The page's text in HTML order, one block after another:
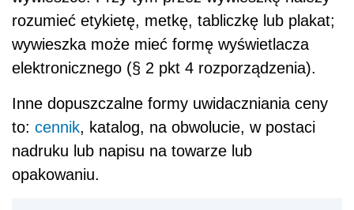
rozumieć etykietę, metkę, tabliczkę lub plakat;
wywieszka może mieć formę wyświetlacza
elektronicznego (§ 2 pkt 4 rozporządzenia).
Inne dopuszczalne formy uwidaczniania ceny
to: cennik, katalog, na obwolucie, w postaci
nadruku lub napisu na towarze lub
opakowaniu.